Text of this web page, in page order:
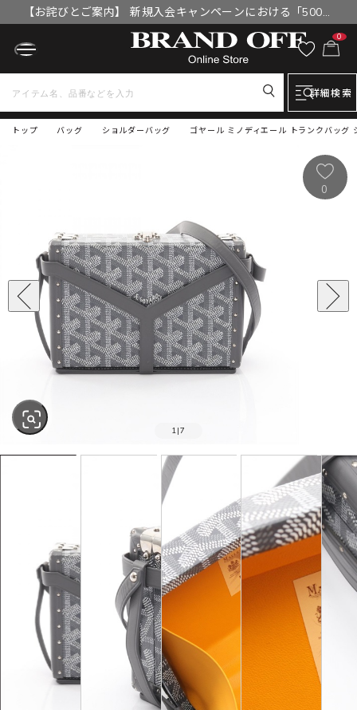
【お詫びとご案内】 新規入会キャンペーンにおける「500円
OFFクーポン」付与漏れと補填について
0
詳細検索
トップ ゴヤール ミノディエール トランクバッグ
バッグ ショルダーバッグ
SOLD OUT
1 |7
0